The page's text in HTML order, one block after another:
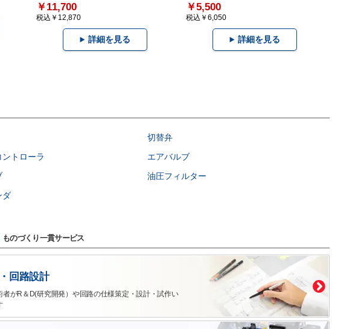
￥11,700
税込￥12,870
詳細を見る
￥5,500
税込￥6,050
詳細を見る
切替弁
ントローラ
エアバルブ
油圧フィルター
ダ
ものづくり一貫サービス
回路設計
者がR＆D(研究開発）や回路の仕様策定・設計・試作い